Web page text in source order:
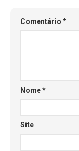
Comentário *
Nome*
Site